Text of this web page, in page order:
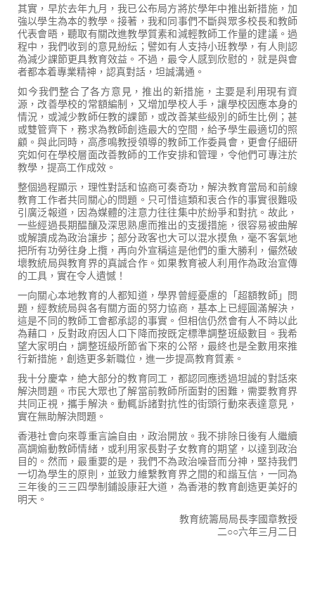
其實，早於去年九月，我已公布局方將於學年中推出新措施，加
強以學生為本的教學。接著，我和同事們不斷與眾多校長和教師
代表會晤，聽取有關改進教學質素和減輕教師工作量的建議。過
程中，我們收到的意見紛紜；譬如有人支持小班教學，有人則認
為減少課節更具教育效益。不過，最令人感到欣慰的，就是與會
者都本着專業精神，認真對話，坦誠溝通。
如今我們整合了各方意見，推出的新措施，主要是利用現有資
源，改善學校的常額編制，又增加學校人手，讓學校因應本身的
情況，或減少教師任教的課節，或改善某些級別的師生比例；甚
或雙管齊下，務求為教師創造最大的空間，給予學生最適切的照
顧。與此同時，高彥鳴教授領導的教師工作委員會，更會仔細研
究如何在學校層面改善教師的工作安排和管理，令他們可專注於
教學，提高工作成效。
整個過程顯示，理性對話和協商可奏奇功，解決教育當局和前線
教育工作者共同關心的問題。只可惜這類和衷合作的事實很難吸
引廣泛報道，因為媒體的注意力往往集中於紛爭和對抗。故此，
一些經過長期醖釀及深思熟慮而推出的支援措施，很容易被曲解
或解讀成為政治讓步；部分政客也大可以混水摸魚，毫不客氣地
把所有功勞往身上攬，再向外宣稱這是他們的重大勝利，儼然破
壞教統局與教育界的真誠合作。如果教育被人利用作為政治宣傳
的工具，實在令人遺憾！
一向關心本地教育的人都知道，學界曾經憂慮的「超額教師」問
題，經教統局與各有關方面的努力協商，基本上已經圓滿解決，
這是不同的教師工會都承認的事實。但相信仍然會有人不時以此
為藉口，反對政府因人口下降而按既定標準調整班級數目。我希
望大家明白，調整班級所節省下來的公帑，最終也是全數用來推
行新措施，創造更多新職位，進一步提高教育質素。
我十分慶幸，絶大部分的教育同工，都認同應透過坦誠的對話來
解決問題。市民大眾也了解當前教師所面對的困難，需要教育界
共同正視，攜手解決。動輒訴諸對抗性的街頭行動來表達意見，
實在無助解決問題。
香港社會向來尊重言論自由，政治開放。我不排除日後有人繼續
高調煽動教師情緒，或利用家長對子女教育的期望，以達到政治
目的。然而，最重要的是，我們不為政治噪音而分神，堅持我們
一切為學生的原則，並致力維繫教育界之間的和諧互信，一同為
三年後的三三四學制鋪設康莊大道，為香港的教育創造更美好的
明天。
教育統籌局局長李國章教授
二○○六年三月二日